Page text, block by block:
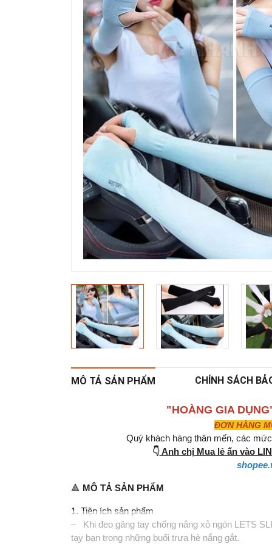
MÔ TẢ SẢN PHẨM CHÍNH SÁCH
"HOÀNG GIA
ĐƠN HÀNG
Quý khách hàng thân mến, các
👇Anh chị Mua lẻ ấn vào
🔺 MÔ TẢ SẢN PHẨM
1. Tiện ích sản phẩm
– Khi đeo găng tay chống nắng xỏ ngón LETS
tay bạn trong những buổi trưa hè nắng gắt.